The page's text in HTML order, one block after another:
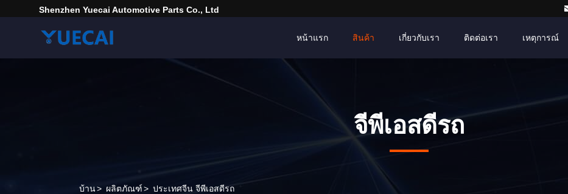
Shenzhen Yuecai Automotive Parts Co., Ltd
หน้าแรก สินค้า เกี่ยวกับเรา ติดต่อเรา เหตุการณ์
จีพีเอสดีรถ
บ้าน> ผลิตภัณฑ์> ประเทศจีน จีพีเอสดีรถ